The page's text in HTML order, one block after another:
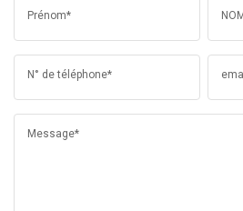
Prénom*
N° de téléphone*
Message*